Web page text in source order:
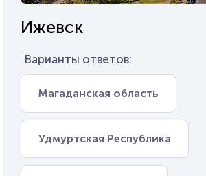
Ижевск
Варианты ответов:
Магаданская область
Удмуртская Республика